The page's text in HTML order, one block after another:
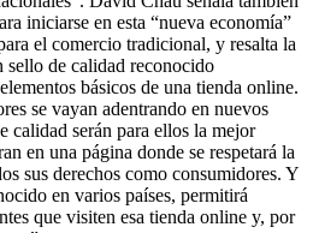
iniciarse en esta “nueva economía”
el comercio tradicional, y resalta la
sello de calidad reconocido
básicos de una tienda online.
se vayan adentrando en nuevos
calidad serán para ellos la mejor
en una página donde se respetará la
sus derechos como consumidores. Y
en varios países, permitirá
que visiten esa tienda online y, por